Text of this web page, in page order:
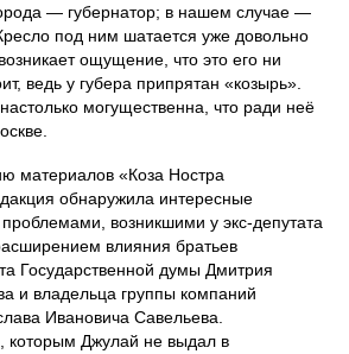
— губернатор; в нашем случае —
под ним шатается уже довольно
ощущение, что это его ни
ведь у губера припрятан «козырь».
могущественна, что ради неё
материалов «Коза Ностра
обнаружила интересные
возникшими у экс‑депутата
влияния братьев
Государственной думы Дмитрия
и владельца группы компаний
Ивановича Савельева.
которым Джулай не выдал в